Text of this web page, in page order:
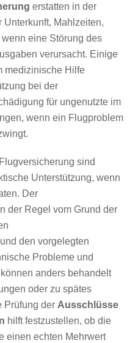
erstatten in der
Unterkunft, Mahlzeiten,
eine Störung des
verursacht. Einige
medizinische Hilfe
bei der
für ungenutzte im
wenn ein Flugproblem
sind
Unterstützung, wenn
Der
der Regel vom Grund der
den vorgelegten
Probleme und
anders behandelt
oder zu spätes
Prüfung der Ausschlüsse
hilft festzustellen, ob die
einen echten Mehrwert